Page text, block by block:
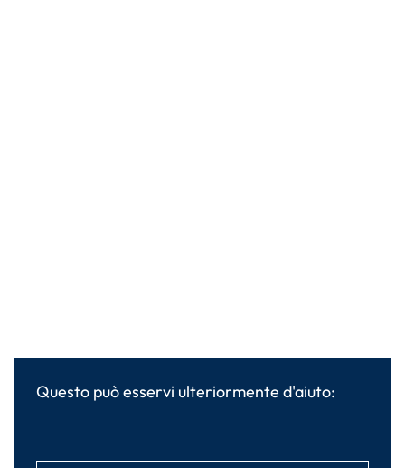
Questo può esservi ulteriormente d'aiuto: